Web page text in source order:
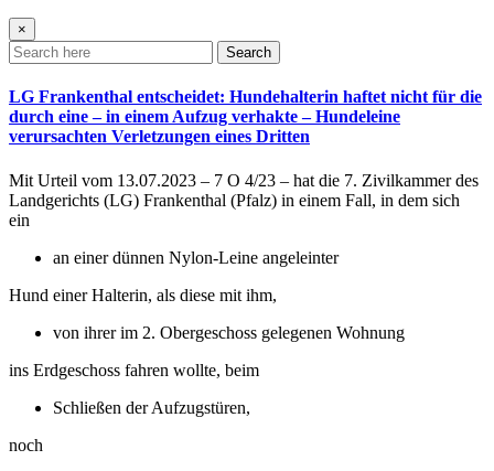
×
Search
LG Frankenthal entscheidet: Hundehalterin haftet nicht für die
durch eine – in einem Aufzug verhakte – Hundeleine
verursachten Verletzungen eines Dritten
Mit Urteil vom 13.07.2023 – 7 O 4/23 – hat die 7. Zivilkammer des
Landgerichts (LG) Frankenthal (Pfalz) in einem Fall, in dem sich
ein
an einer dünnen Nylon-Leine angeleinter
Hund einer Halterin, als diese mit ihm,
von ihrer im 2. Obergeschoss gelegenen Wohnung
ins Erdgeschoss fahren wollte, beim
Schließen der Aufzugstüren,
noch